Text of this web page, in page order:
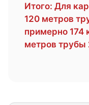
Итого: Для
120 метров
примерно 174
метров трубы